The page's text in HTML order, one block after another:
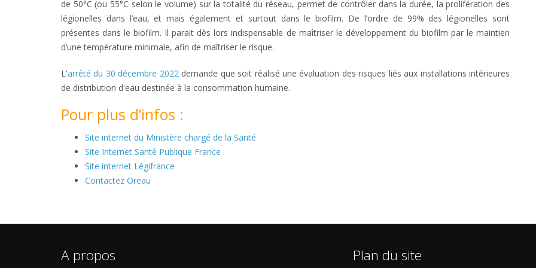
de 50°C (ou 55°C selon le volume) sur la totalité du réseau, permet de contrôler dans la durée, la prolifération des
légionelles dans l’eau, et mais également et surtout dans le biofilm. De l’ordre de 99% des légionelles sont
présentes dans le biofilm. Il parait dès lors indispensable de maîtriser le développement du biofilm par le maintien
d’une température minimale, afin de maîtriser le risque.
L'arrêté du 30 décembre 2022demande que soit réalisé une évaluation des risques liés aux installations intérieures
de distribution d'eau destinée à la consommation humaine.
Pour plus d’infos :
Site internet du Ministère chargé de la Santé
Site Internet Santé Publique France
Site internet Légifrance
Contactez Oreau
A propos Plan du site